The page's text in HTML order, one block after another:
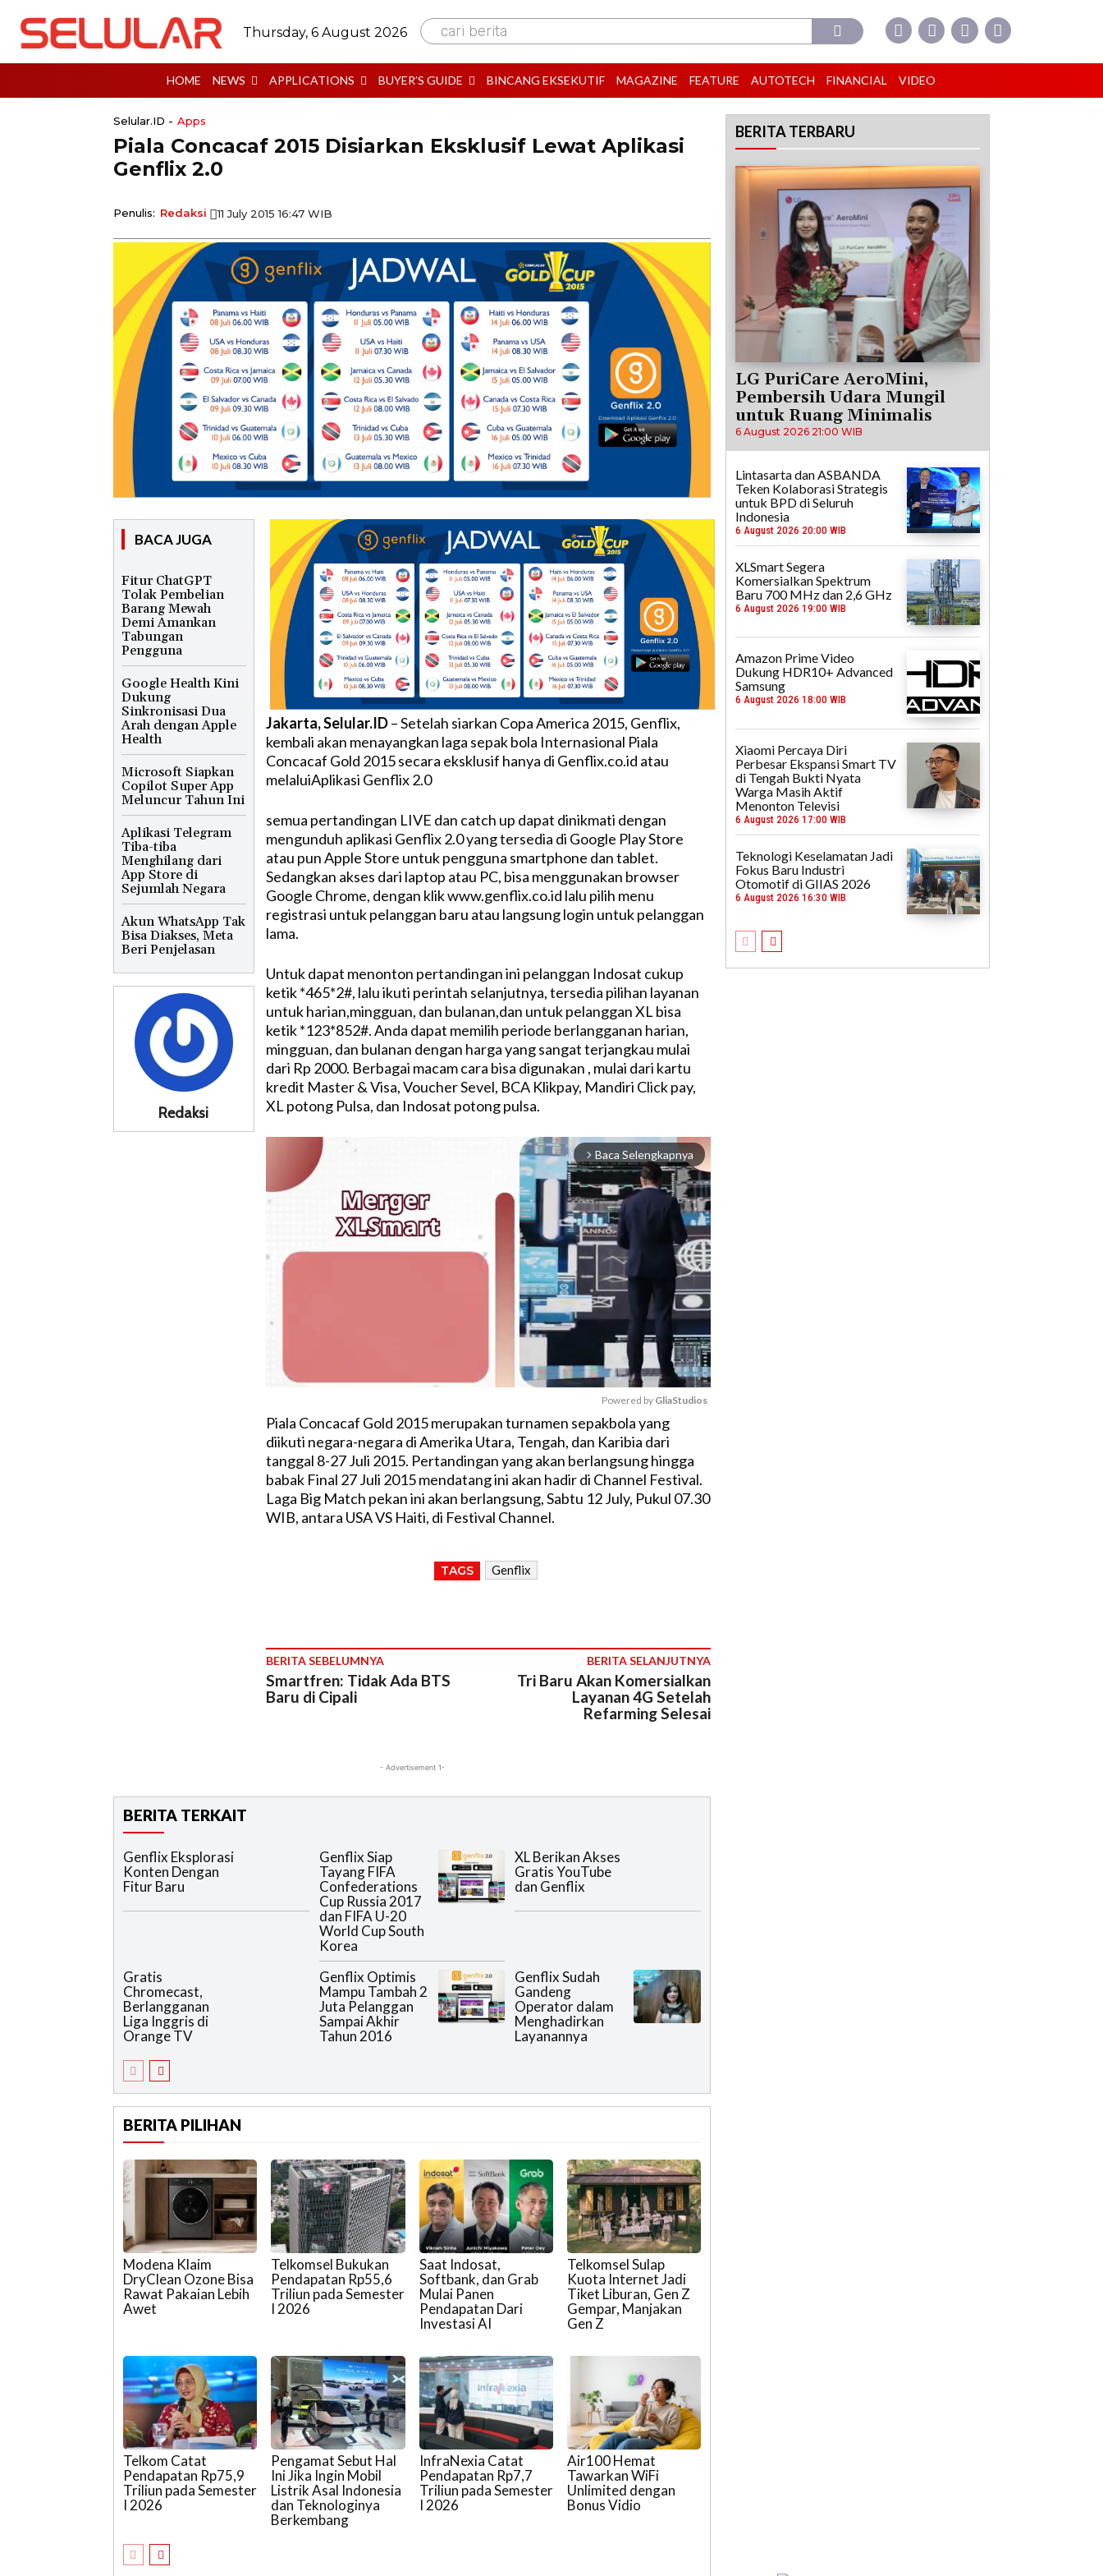
Thursday, 6 August 2026 cari berita
HOME NEWS APPLICATIONS BUYER’S GUIDE BINCANG EKSEKUTIF MAGAZINE FEATURE AUTOTECH FINANCIAL VIDEO
Selular.ID - Apps
Piala Concacaf 2015 Disiarkan Eksklusif Lewat Aplikasi
Genflix 2.0
Penulis: Redaksi 11 July 2015 16:47 WIB
BACA JUGA
Fitur ChatGPT
Tolak Pembelian
Barang Mewah
Demi Amankan
Tabungan
Pengguna
Google Health Kini
Dukung
Sinkronisasi Dua
Arah dengan Apple
Health
Microsoft Siapkan
Copilot Super App
Meluncur Tahun Ini
Aplikasi Telegram
Tiba-tiba
Menghilang dari
App Store di
Sejumlah Negara
Akun WhatsApp Tak
Bisa Diakses, Meta
Beri Penjelasan
Redaksi
Jakarta, Selular.ID– Setelah siarkan Copa America 2015, Genflix,
kembali akan menayangkan laga sepak bola Internasional Piala
Concacaf Gold 2015 secara eksklusif hanya di Genflix.co.id atau
melaluiAplikasi Genflix 2.0
semua pertandingan LIVE dan catch up dapat dinikmati dengan
mengunduh aplikasi Genflix 2.0 yang tersedia di Google Play Store
atau pun Apple Store untuk pengguna smartphone dan tablet.
Sedangkan akses dari laptop atau PC, bisa menggunakan browser
Google Chrome, dengan klik www.genflix.co.id lalu pilih menu
registrasi untuk pelanggan baru atau langsung login untuk pelanggan
lama.
Untuk dapat menonton pertandingan ini pelanggan Indosat cukup
ketik *465*2#, lalu ikuti perintah selanjutnya, tersedia pilihan layanan
untuk harian,mingguan, dan bulanan,dan untuk pelanggan XL bisa
ketik *123*852#. Anda dapat memilih periode berlangganan harian,
mingguan, dan bulanan dengan harga yang sangat terjangkau mulai
dari Rp 2000. Berbagai macam cara bisa digunakan , mulai dari kartu
kredit Master & Visa, Voucher Sevel, BCA Klikpay, Mandiri Click pay,
XL potong Pulsa, dan Indosat potong pulsa.
arrow_forward_ios Baca Selengkapnya
M
u
Powered by GliaStudios
Piala Concacaf Gold 2015 merupakan turnamen sepakbola yang
diikuti negara-negara di Amerika Utara, Tengah, dan Karibia dari
tanggal 8-27 Juli 2015. Pertandingan yang akan berlangsung hingga
babak Final 27 Juli 2015 mendatang ini akan hadir di Channel Festival.
Laga Big Match pekan ini akan berlangsung, Sabtu 12 July, Pukul 07.30
WIB, antara USA VS Haiti, di Festival Channel.
TAGS Genflix
BERITA SEBELUMNYA
Smartfren: Tidak Ada BTS
Baru di Cipali
BERITA SELANJUTNYA
Tri Baru Akan Komersialkan
Layanan 4G Setelah
Refarming Selesai
- Advertisement 1-
BERITA TERKAIT
Genflix Eksplorasi
Konten Dengan
Fitur Baru
Genflix Siap
Tayang FIFA
Confederations
Cup Russia 2017
dan FIFA U-20
World Cup South
Korea
XL Berikan Akses
Gratis YouTube
dan Genflix
Gratis
Chromecast,
Berlangganan
Liga Inggris di
Orange TV
Genflix Optimis
Mampu Tambah 2
Juta Pelanggan
Sampai Akhir
Tahun 2016
Genflix Sudah
Gandeng
Operator dalam
Menghadirkan
Layanannya
BERITA PILIHAN
Modena Klaim
DryClean Ozone Bisa
Rawat Pakaian Lebih
Awet
Telkomsel Bukukan
Pendapatan Rp55,6
Triliun pada Semester
I 2026
Saat Indosat,
Softbank, dan Grab
Mulai Panen
Pendapatan Dari
Investasi AI
Telkomsel Sulap
Kuota Internet Jadi
Tiket Liburan, Gen Z
Gempar, Manjakan
Gen Z
Telkom Catat
Pendapatan Rp75,9
Triliun pada Semester
I 2026
Pengamat Sebut Hal
Ini Jika Ingin Mobil
Listrik Asal Indonesia
dan Teknologinya
Berkembang
InfraNexia Catat
Pendapatan Rp7,7
Triliun pada Semester
I 2026
Air100 Hemat
Tawarkan WiFi
Unlimited dengan
Bonus Vidio
BERITA TERBARU
LG PuriCare AeroMini,
Pembersih Udara Mungil
untuk Ruang Minimalis
6 August 2026 21:00 WIB
Lintasarta dan ASBANDA
Teken Kolaborasi Strategis
untuk BPD di Seluruh
Indonesia
6 August 2026 20:00 WIB
XLSmart Segera
Komersialkan Spektrum
Baru 700 MHz dan 2,6 GHz
6 August 2026 19:00 WIB
Amazon Prime Video
Dukung HDR10+ Advanced
Samsung
6 August 2026 18:00 WIB
Xiaomi Percaya Diri
Perbesar Ekspansi Smart TV
di Tengah Bukti Nyata
Warga Masih Aktif
Menonton Televisi
6 August 2026 17:00 WIB
Teknologi Keselamatan Jadi
Fokus Baru Industri
Otomotif di GIIAS 2026
6 August 2026 16:30 WIB